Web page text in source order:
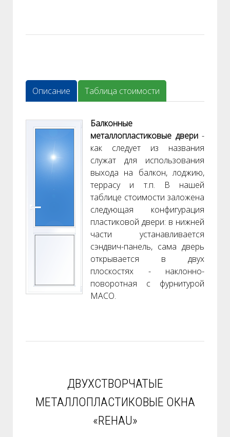
Описание Таблица стоимости
Балконные
металлопластиковые двери -
как следует из названия
служат для использования
выхода на балкон, лоджию,
террасу и т.п. В нашей
таблице стоимости заложена
следующая конфигурация
пластиковой двери: в нижней
части устанавливается
сэндвич-панель, сама дверь
открывается в двух
плоскостях - наклонно-
поворотная с фурнитурой
MACO.
ДВУХСТВОРЧАТЫЕ
МЕТАЛЛОПЛАСТИКОВЫЕ ОКНА
«REHAU»